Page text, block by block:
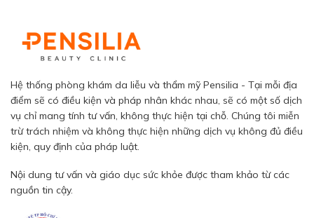
Hệ thống phòng khám da liễu và thẩm mỹ Pensilia - Tại mỗi địa
điểm sẽ có điều kiện và pháp nhân khác nhau, sẽ có một số dịch
vụ chỉ mang tính tư vấn, không thực hiện tại chỗ. Chúng tôi miễn
trừ trách nhiệm và không thực hiện những dịch vụ không đủ điều
kiện, quy định của pháp luật.
Nội dung tư vấn và giáo dục sức khỏe được tham khảo từ các
nguồn tin cậy.